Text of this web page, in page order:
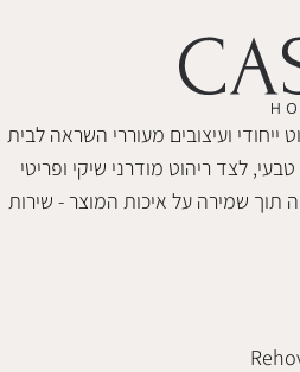
ייחודי ועיצובים מעוררי השראה לבית
לצד ריהוט מודרני שיקי ופריטי
תוך שמירה על איכות המוצר - שירות